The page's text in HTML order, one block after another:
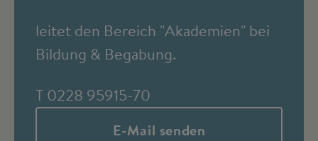
leitet den Bereich "Akademien" bei
Bildung & Begabung.
T 0228 95915-70
E-Mail senden